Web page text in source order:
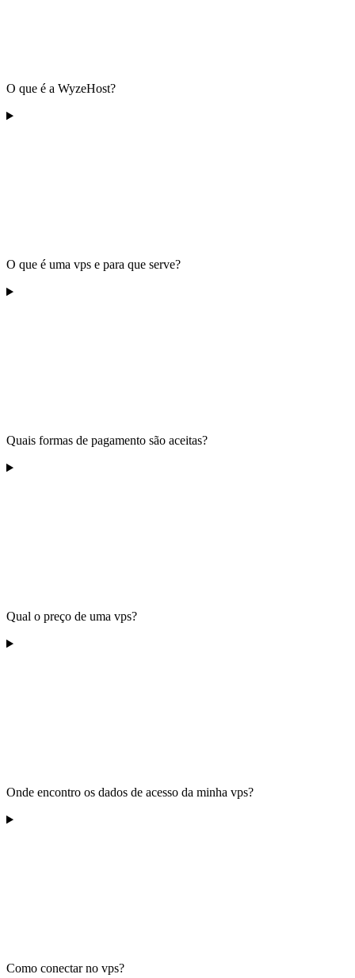
O que é a WyzeHost?
O que é uma vps e para que serve?
Quais formas de pagamento são aceitas?
Qual o preço de uma vps?
Onde encontro os dados de acesso da minha vps?
Como conectar no vps?